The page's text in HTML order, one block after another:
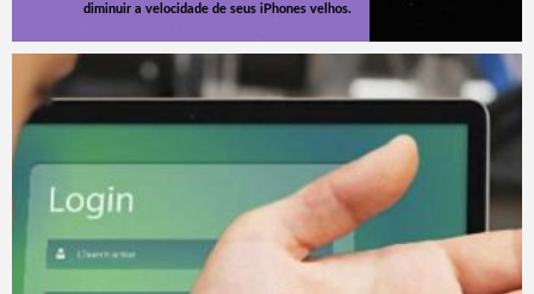
diminuir a velocidade de seus iPhones velhos.